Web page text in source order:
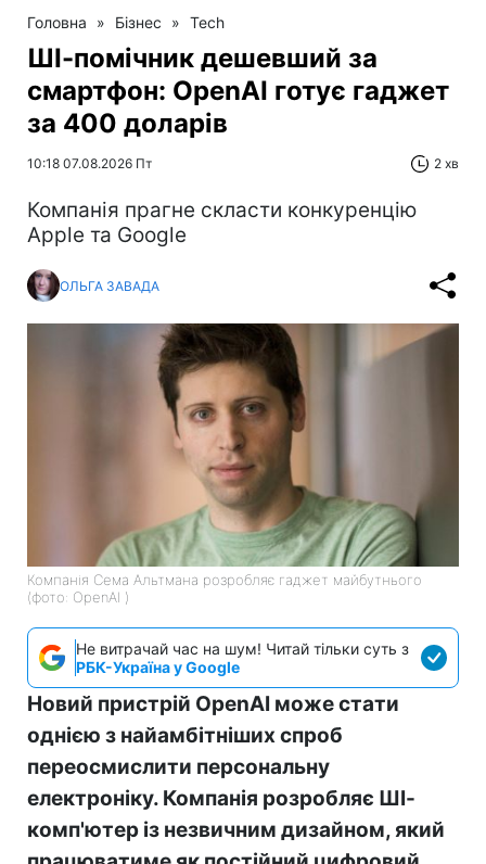
Головна » Бізнес » Tech
ШІ-помічник дешевший за
смартфон: OpenAI готує гаджет
за 400 доларів
10:18 07.08.2026 Пт 2 хв
Компанія прагне скласти конкуренцію
Apple та Google
ОЛЬГА ЗАВАДА
Компанія Сема Альтмана розробляє гаджет майбутнього
(фото: OpenAI )
Не витрачай час на шум! Читай тільки суть з
РБК-Україна у Google
Новий пристрій OpenAI може стати
однією з найамбітніших спроб
переосмислити персональну
електроніку. Компанія розробляє ШІ-
комп'ютер із незвичним дизайном, який